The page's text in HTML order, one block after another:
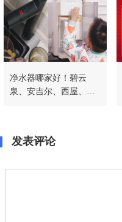
净水器哪家好！碧云
泉、安吉尔、西屋、飞
发表评论